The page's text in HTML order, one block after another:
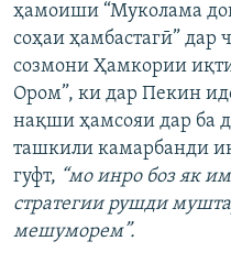
ҳамоиши “Муколама
соҳаи ҳамбастагӣ”
созмони Ҳамкории
Ором”, ки дар Пекин
нақши ҳамсояи дар ба
ташкили камарбанди
гуфт, “мо инро боз як
стратегии рушди
мешуморем”.